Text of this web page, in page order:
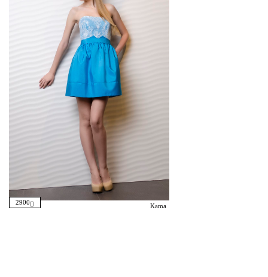
2900 Kama